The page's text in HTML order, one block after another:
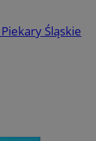
Śląskie